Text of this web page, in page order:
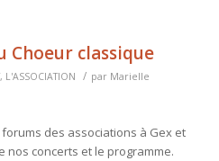
Choeur classique
, L'ASSOCIATION / par Marielle
des associations à Gex et
nos concerts et le programme.